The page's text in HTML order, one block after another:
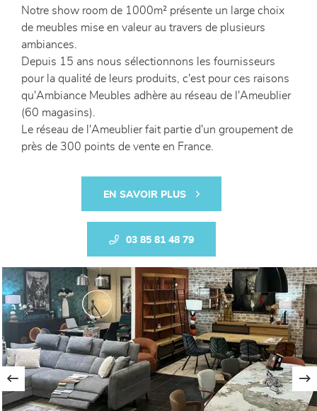
Notre show room de 1000m² présente un large choix
de meubles mise en valeur au travers de plusieurs
ambiances.
Depuis 15 ans nous sélectionnons les fournisseurs
pour la qualité de leurs produits, c'est pour ces raisons
qu'Ambiance Meubles adhère au réseau de l'Ameublier
(60 magasins).
Le réseau de l'Ameublier fait partie d'un groupement de
près de 300 points de vente en France.
EN SAVOIR PLUS
03 85 81 48 79
Previous